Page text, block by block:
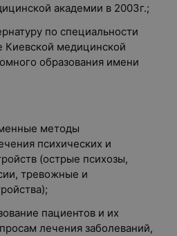
академии в 2003г.;
по специальности
Киевской медицинской
образования имени
методы
психических и
(острые психозы,
тревожные и
пациентов и их
лечения заболеваний,